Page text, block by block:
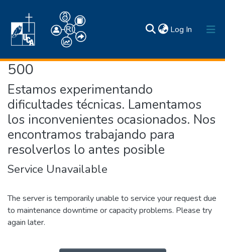
Log In (current)
Comunidades y colecciones
Estadísticas
Búsqueda por
Normativas
Acerca de
Contactos
500
Estamos experimentando
dificultades técnicas. Lamentamos
los inconvenientes ocasionados. Nos
encontramos trabajando para
resolverlos lo antes posible
Service Unavailable
The server is temporarily unable to service your request due
to maintenance downtime or capacity problems. Please try
again later.